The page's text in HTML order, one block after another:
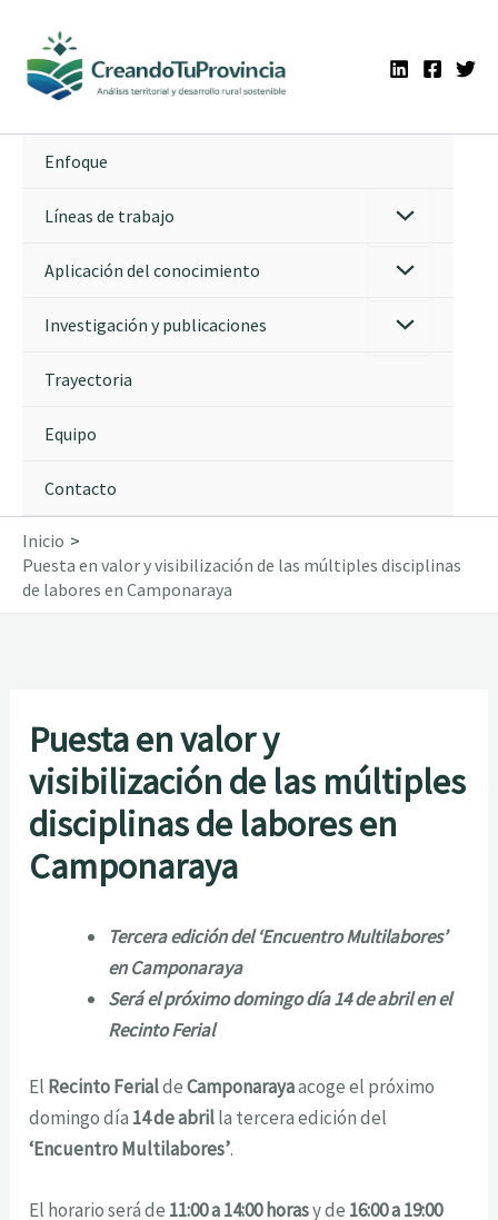
contenido
Enfoque
Líneas de trabajo
Aplicación del conocimiento
Investigación y publicaciones
Trayectoria
Equipo
Contacto
Inicio
Puesta en valor y visibilización de las múltiples disciplinas
de labores en Camponaraya
Puesta en valor y
visibilización de las múltiples
disciplinas de labores en
Camponaraya
Tercera edición del ‘Encuentro Multilabores’
en Camponaraya
Será el próximo domingo día 14 de abril en el
Recinto Ferial
El Recinto FerialdeCamponarayaacoge el próximo
domingo día 14 de abrilla tercera edición del
‘Encuentro Multilabores’.
El horario será de 11:00 a 14:00 horasy de 16:00 a 19:00